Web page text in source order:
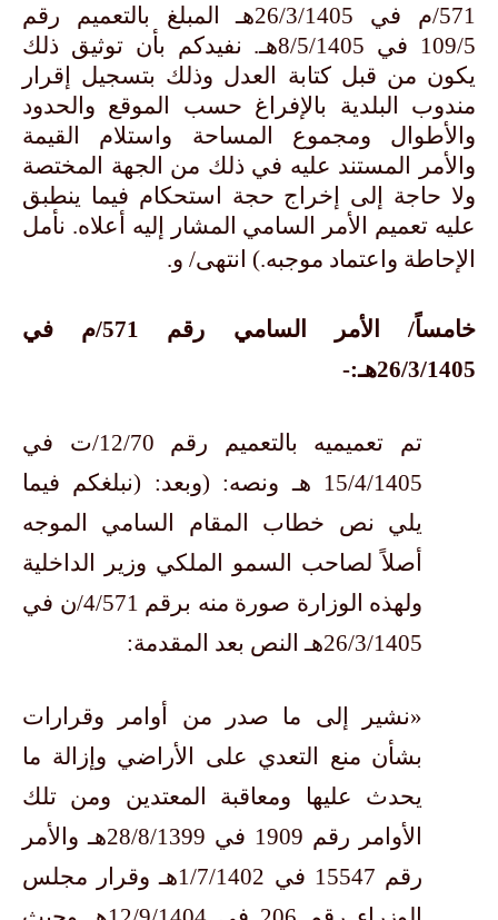
571/م في 26/3/1405هـ المبلغ بالتعميم رقم
109/5 في 8/5/1405هـ. نفيدكم بأن توثيق ذلك
يكون من قبل كتابة العدل وذلك بتسجيل إقرار
مندوب البلدية بالإفراغ حسب الموقع والحدود
والأطوال ومجموع المساحة واستلام القيمة
والأمر المستند عليه في ذلك من الجهة المختصة
ولا حاجة إلى إخراج حجة استحكام فيما ينطبق
عليه تعميم الأمر السامي المشار إليه أعلاه. نأمل
الإحاطة واعتماد موجبه.) انتهى/ و.
خامساً/ الأمر السامي رقم 571/م في
26/3/1405هـ:-
تم تعميميه بالتعميم رقم 12/70/ت في
15/4/1405 هـ ونصه: (وبعد: (نبلغكم فيما
يلي نص خطاب المقام السامي الموجه
أصلاً لصاحب السمو الملكي وزير الداخلية
ولهذه الوزارة صورة منه برقم 4/571/ن في
26/3/1405هـ النص بعد المقدمة:
«نشير إلى ما صدر من أوامر وقرارات
بشأن منع التعدي على الأراضي وإزالة ما
يحدث عليها ومعاقبة المعتدين ومن تلك
الأوامر رقم 1909 في 28/8/1399هـ والأمر
رقم 15547 في 1/7/1402هـ وقرار مجلس